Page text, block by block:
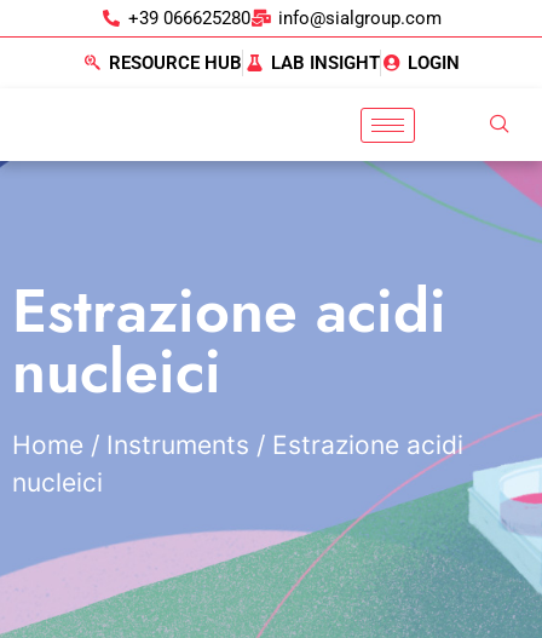
+39 066625280 info@sialgroup.com
RESOURCE HUB LAB INSIGHT LOGIN
Estrazione acidi
nucleici
Home / Instruments / Estrazione acidi
nucleici